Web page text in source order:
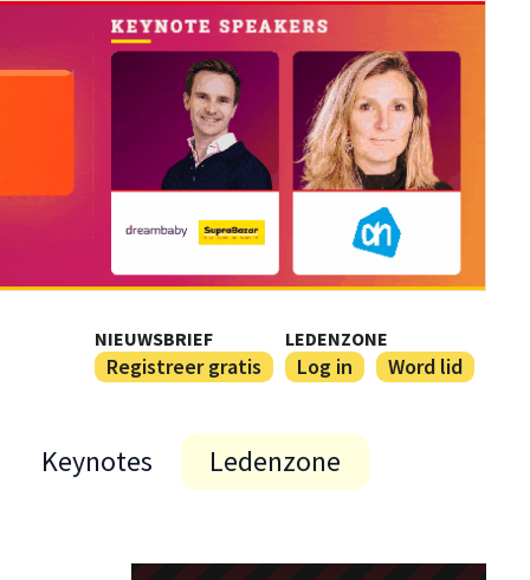
NIEUWSBRIEF
Registreer gratis
LEDENZONE
Log in Word lid
Keynotes Ledenzone